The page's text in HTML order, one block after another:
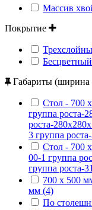
Массив
Покрытие
Габариты (ширина
Стол - 700
группа роста-
роста-
3 группа
Стол - 700
00-1 группа
группа роста-
700 х 500
мм (4)
По